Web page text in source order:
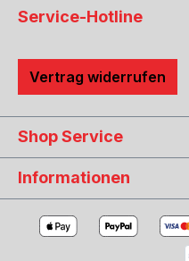
Service-Hotline
Vertrag widerrufen
Shop Service
Informationen